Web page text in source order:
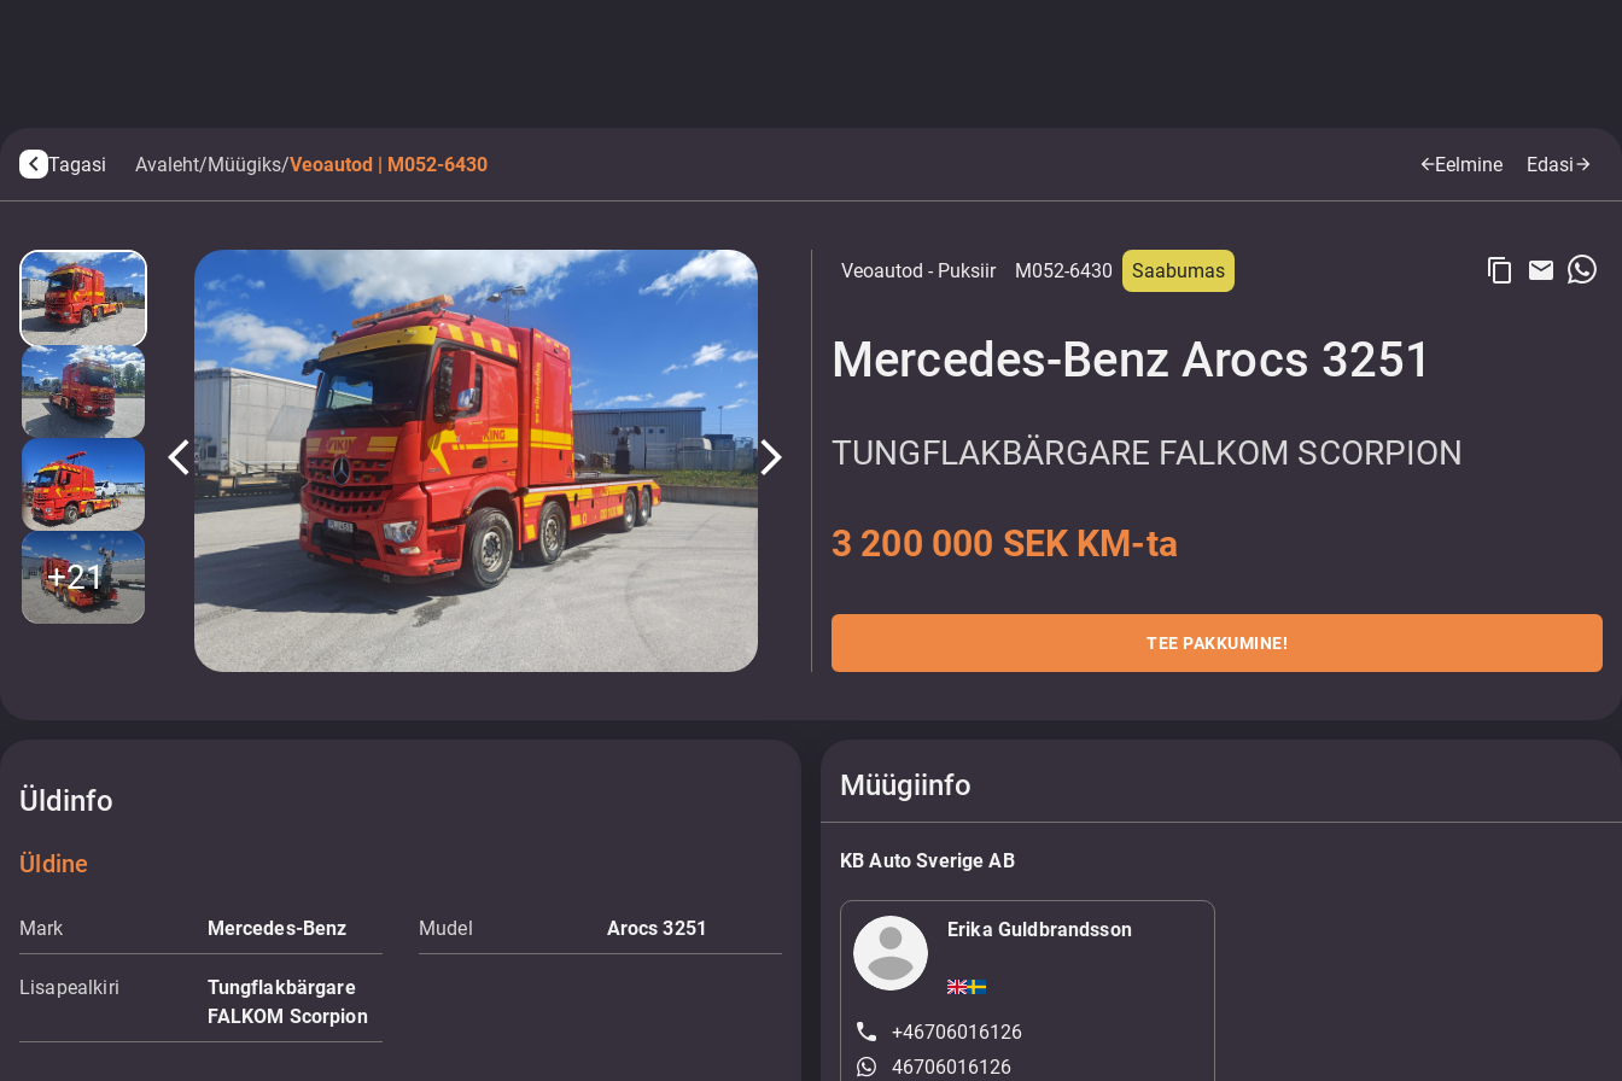
arrow_back_ios Tagasi Avaleht/Müügiks/Veoautod | M052-6430 arrow_backEelmine Edasiarrow_forward
arrow_back_ios arrow_forward_ios
+21
Veoautod - Puksiir M052-6430 Saabumas content_copy email
Mercedes-Benz Arocs 3251
TUNGFLAKBÄRGARE FALKOM SCORPION
3 200 000 SEK KM-ta
TEE PAKKUMINE!
Üldinfo
Üldine
Mark Mercedes-Benz Mudel Arocs 3251
Lisapealkiri
Tungflakbärgare
FALKOM Scorpion
Müügiinfo
KB Auto Sverige AB
Erika Guldbrandsson
+46706016126
46706016126